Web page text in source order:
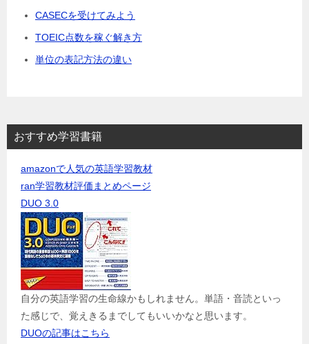
CASECを受けてみよう
TOEIC点数を稼ぐ解き方
単位の表記方法の違い
おすすめ学習書籍
amazonで人気の英語学習教材
ran学習教材評価まとめページ
DUO 3.0
自分の英語学習の生命線かもしれません。単語・音読といっ
た感じで、覚えきるまでしてもいいかなと思います。
DUOの記事はこちら